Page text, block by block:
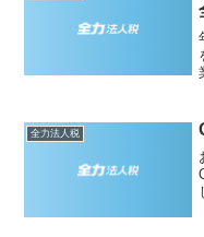
全力法人税